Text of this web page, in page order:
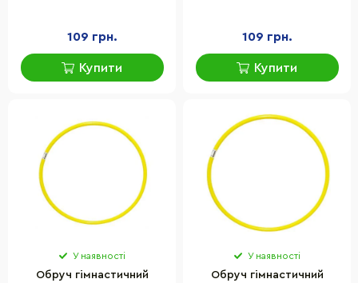
109 грн.
Купити
109 грн.
Купити
У наявності
Обруч гімнастичний
У наявності
Обруч гімнастичний